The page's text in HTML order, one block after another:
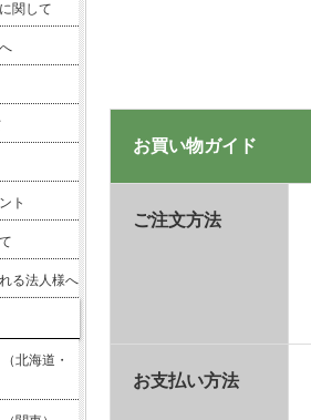
お買い物ガイド
ご注文方法
お支払い方法
関して
ト
る法人様へ
北海道・